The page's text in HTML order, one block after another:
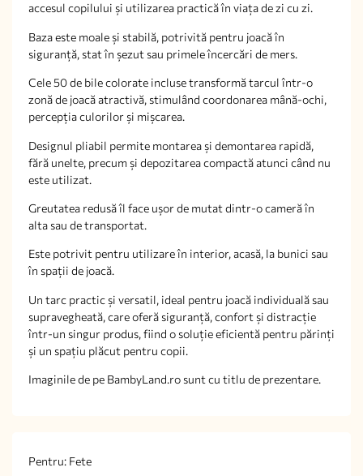
accesul copilului și utilizarea practică în viața de zi cu zi.
Baza este moale și stabilă, potrivită pentru joacă în
siguranță, stat în șezut sau primele încercări de mers.
Cele 50 de bile colorate incluse transformă tarcul într-o
zonă de joacă atractivă, stimulând coordonarea mână-ochi,
percepția culorilor și mișcarea.
Designul pliabil permite montarea și demontarea rapidă,
fără unelte, precum și depozitarea compactă atunci când nu
este utilizat.
Greutatea redusă îl face ușor de mutat dintr-o cameră în
alta sau de transportat.
Este potrivit pentru utilizare în interior, acasă, la bunici sau
în spații de joacă.
Un tarc practic și versatil, ideal pentru joacă individuală sau
supravegheată, care oferă siguranță, confort și distracție
într-un singur produs, fiind o soluție eficientă pentru părinți
și un spațiu plăcut pentru copii.
Imaginile de pe BambyLand.ro sunt cu titlu de prezentare.
Pentru: Fete